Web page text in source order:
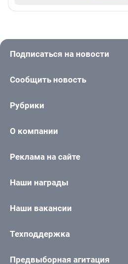
Подписаться на новости
Сообщить новость
Рубрики
О компании
Реклама на сайте
Наши награды
Наши вакансии
Техподдержка
Предвыборная агитация